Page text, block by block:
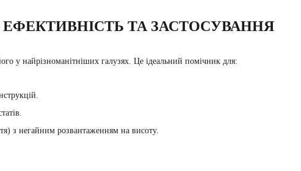
ТА ЗАСТОСУВАННЯ
у найрізноманітніших галузях. Це ідеальний помічник для:
з негайним розвантаженням на висоту.